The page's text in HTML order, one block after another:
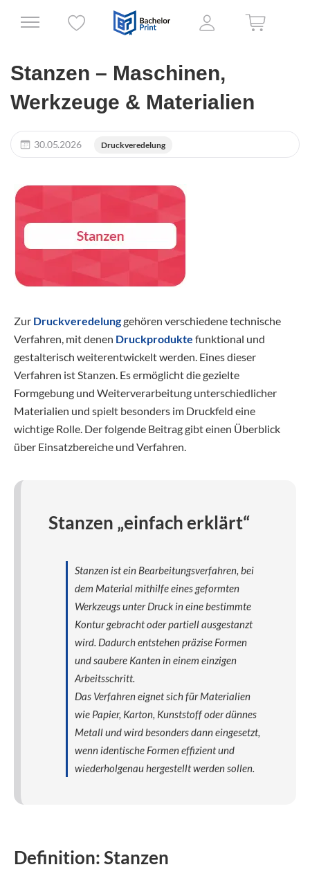
Stanzen – Maschinen,
Werkzeuge & Materialien
30.05.2026 Druckveredelung
Zur Druckveredelunggehören verschiedene technische
Verfahren, mit denen Druckprodukte funktional und
gestalterisch weiterentwickelt werden. Eines dieser
Verfahren ist Stanzen. Es ermöglicht die gezielte
Formgebung und Weiterverarbeitung unterschiedlicher
Materialien und spielt besonders im Druckfeld eine
wichtige Rolle. Der folgende Beitrag gibt einen Überblick
über Einsatzbereiche und Verfahren.
Stanzen „einfach erklärt“
Stanzen ist ein Bearbeitungsverfahren, bei
dem Material mithilfe eines geformten
Werkzeugs unter Druck in eine bestimmte
Kontur gebracht oder partiell ausgestanzt
wird. Dadurch entstehen präzise Formen
und saubere Kanten in einem einzigen
Arbeitsschritt.
Das Verfahren eignet sich für Materialien
wie Papier, Karton, Kunststoff oder dünnes
Metall und wird besonders dann eingesetzt,
wenn identische Formen effizient und
wiederholgenau hergestellt werden sollen.
Definition: Stanzen